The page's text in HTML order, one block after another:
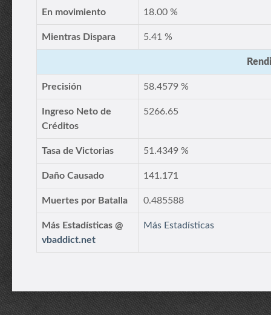
En movimiento 18.00 %
Mientras Dispara 5.41 %
Precisión 58.4579 %
Ingreso Neto de
Créditos
5266.65
Tasa de Victorias 51.4349 %
Daño Causado 141.171
Muertes por Batalla 0.485588
Más Estadísticas @
vbaddict.net
Más Estadísticas